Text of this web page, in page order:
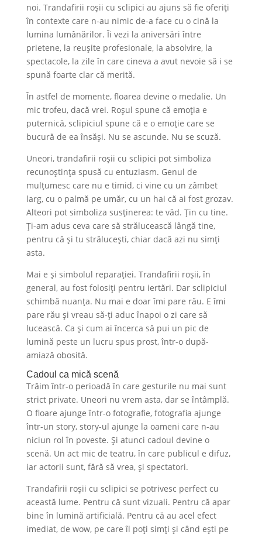
noi. Trandafirii roșii cu sclipici au ajuns să fie oferiți
în contexte care n-au nimic de-a face cu o cină la
lumina lumânărilor. Îi vezi la aniversări între
prietene, la reușite profesionale, la absolvire, la
spectacole, la zile în care cineva a avut nevoie să i se
spună foarte clar că merită.
În astfel de momente, floarea devine o medalie. Un
mic trofeu, dacă vrei. Roșul spune că emoția e
puternică, sclipiciul spune că e o emoție care se
bucură de ea însăși. Nu se ascunde. Nu se scuză.
Uneori, trandafirii roșii cu sclipici pot simboliza
recunoștința spusă cu entuziasm. Genul de
mulțumesc care nu e timid, ci vine cu un zâmbet
larg, cu o palmă pe umăr, cu un hai că ai fost grozav.
Alteori pot simboliza susținerea: te văd. Țin cu tine.
Ți-am adus ceva care să strălucească lângă tine,
pentru că și tu strălucești, chiar dacă azi nu simți
asta.
Mai e și simbolul reparației. Trandafirii roșii, în
general, au fost folosiți pentru iertări. Dar sclipiciul
schimbă nuanța. Nu mai e doar îmi pare rău. E îmi
pare rău și vreau să-ți aduc înapoi o zi care să
lucească. Ca și cum ai încerca să pui un pic de
lumină peste un lucru spus prost, într-o după-
amiază obosită.
Cadoul ca mică scenă
Trăim într-o perioadă în care gesturile nu mai sunt
strict private. Uneori nu vrem asta, dar se întâmplă.
O floare ajunge într-o fotografie, fotografia ajunge
într-un story, story-ul ajunge la oameni care n-au
niciun rol în poveste. Și atunci cadoul devine o
scenă. Un act mic de teatru, în care publicul e difuz,
iar actorii sunt, fără să vrea, și spectatori.
Trandafirii roșii cu sclipici se potrivesc perfect cu
această lume. Pentru că sunt vizuali. Pentru că apar
bine în lumină artificială. Pentru că au acel efect
imediat, de wow, pe care îl poți simți și când ești pe